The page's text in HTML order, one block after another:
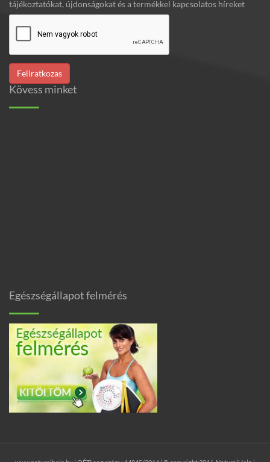
tájékoztatókat, újdonságokat és a termékkel kapcsolatos híreket
Kövess minket
Egészségállapot felmérés